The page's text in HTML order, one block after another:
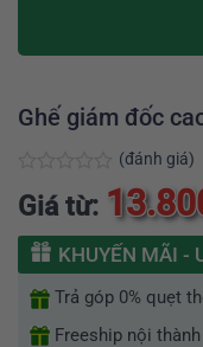
Ghế giám đốc
xếp
(đánh giá)
Giá từ:
KHUYẾN MÃI -
Trả góp 0% quẹt
Freeship nội